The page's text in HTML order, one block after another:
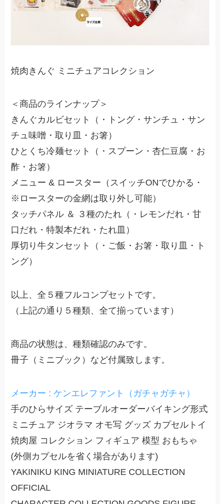
焼肉きんぐ ミニチュアコレクション
＜商品のラインナップ＞
きんぐカルビセット（・トング・サンチュ・サン
チュ味噌・取り皿・お箸）
ひとくち冷麺セット（・スプーン・杏仁豆腐・お
酢・お箸）
メニュー & ロースター（スイッチONでひかる・
※ロースターの金網は取り外し可能）
タッチパネル ＆ ３種のたれ（・レモンだれ・甘
口だれ・特製本だれ・たれ皿）
厚切り牛タンセット（・ご飯・お箸・取り皿・ト
ング）
以上、全５種フルコンプセットです。
（上記の通り５種類、全て揃っています）
商品の状態は、種類確認のみです。
冊子（ミニブック）など付属致します。
メーカー : ケンエレファント（ガチャガチャ）
手のひらサイズ テーブルオーダーバイキング形式
ミニチュア ジオラマ オモ写 グッズ カプセルトイ
焼肉屋 コレクション フィギュア 模型 おもちゃ
(外側カプセルを省く場合があります)
YAKINIKU KING MINIATURE COLLECTION
OFFICIAL